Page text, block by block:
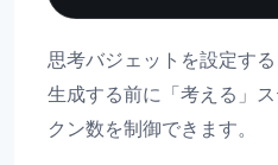
思考バジェットを設定す
生成する前に「考える」
クン数を制御できます。